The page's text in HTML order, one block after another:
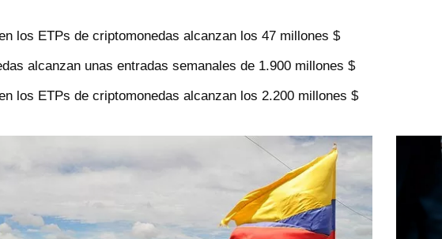
los ETPs de criptomonedas alcanzan los 47 millones $
alcanzan unas entradas semanales de 1.900 millones $
los ETPs de criptomonedas alcanzan los 2.200 millones $